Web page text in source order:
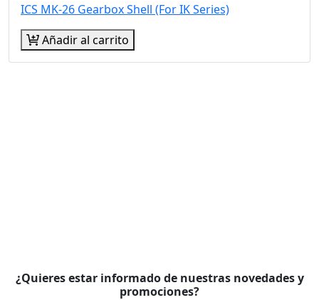
ICS MK-26 Gearbox Shell (For IK Series)
Añadir al carrito
¿Quieres estar informado de nuestras novedades y
promociones?